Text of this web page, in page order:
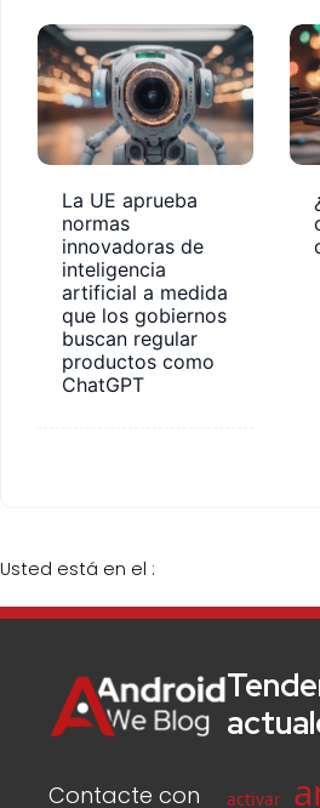
La UE aprueba
normas
innovadoras de
inteligencia
artificial a medida
que los gobiernos
buscan regular
productos como
ChatGPT
Usted está en el :
Contacte con
activar